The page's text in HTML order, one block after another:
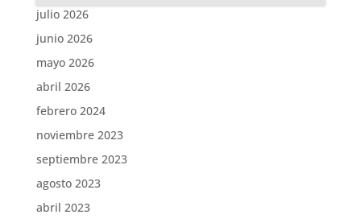
julio 2026
junio 2026
mayo 2026
abril 2026
febrero 2024
noviembre 2023
septiembre 2023
agosto 2023
abril 2023